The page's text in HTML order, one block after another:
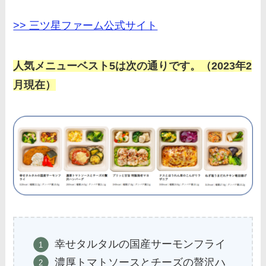
>> 三ツ星ファーム公式サイト
人気メニューベスト5は次の通りです。（2023年2
月現在）
幸せタルタルの国産サーモンフライ
濃厚トマトソースとチーズの贅沢ハ